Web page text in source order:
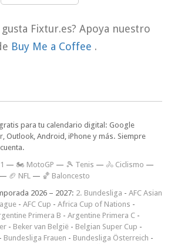
gusta Fixtur.es? Apoya nuestro
Buy Me a Coffee .
para tu calendario digital: Google
Outlook, Android, iPhone y más. Siempre
— 🏍 MotoGP — 🎾 Tenis — 🚴 Ciclismo —
— 🏈 NFL — 🏀 Baloncesto
2026 – 2027: 2. Bundesliga - AFC Asian
- AFC Cup - Africa Cup of Nations -
Primera B - Argentine Primera C -
- Beker van België - Belgian Super Cup -
- Bundesliga Frauen - Bundesliga Österreich -